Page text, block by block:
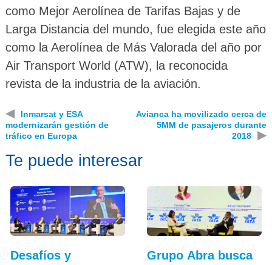
como Mejor Aerolínea de Tarifas Bajas y de
Larga Distancia del mundo, fue elegida este año
como la Aerolínea de Más Valorada del año por
Air Transport World (ATW), la reconocida
revista de la industria de la aviación.
◀
Inmarsat y ESA
modernizarán gestión de
tráfico en Europa
Avianca ha movilizado cerca de
5MM de pasajeros durante
2018
▶
Te puede interesar
Desafíos y
Grupo Abra busca